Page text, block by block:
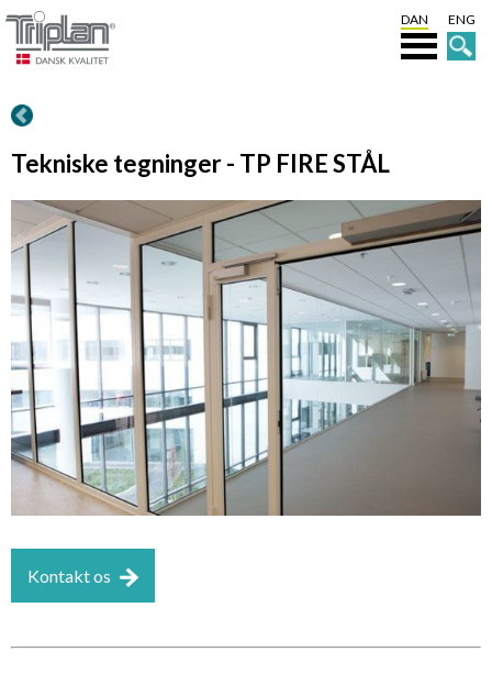
DAN ENG
Tekniske tegninger - TP FIRE STÅL
Kontakt os